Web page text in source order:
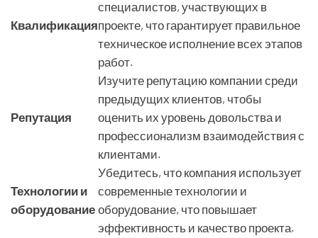
Квалификация
специалистов, участвующих в
проекте, что гарантирует правильное
техническое исполнение всех этапов
работ.
Репутация
Изучите репутацию компании среди
предыдущих клиентов, чтобы
оценить их уровень довольства и
профессионализм взаимодействия с
клиентами.
Технологии и
оборудование
Убедитесь, что компания использует
современные технологии и
оборудование, что повышает
эффективность и качество проекта.